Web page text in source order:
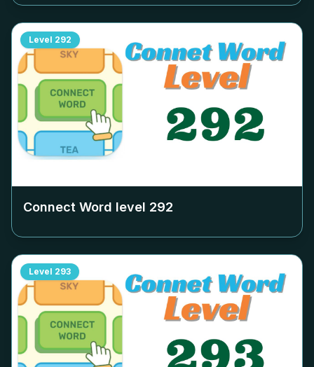
Level 292
Connect Word level 292
Level 293